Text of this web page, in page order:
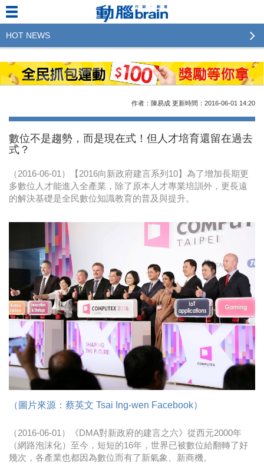
作者：陳易成 更新時間：2016-06-01 14:20
數位不是趨勢，而是現在式！但人才培育還留在過去
式？
（2016-06-01）【2016向新政府建言系列10】為了增加長期更
多數位人才能進入全產業，除了原本人才專業培訓外，更長遠
的解決基礎是全民數位知識教育的普及與提升。
（圖片來源：蔡英文 Tsai Ing-wen Facebook）
（2016-06-01）《DMA對新政府的建言之六》從西元2000年
（網路泡沫化）至今，短短的16年，世界已被數位給翻轉了好
幾次，各產業也都因為數位而有了新氣象、新商機。
HOT NEWS
2023行銷傳播傑出貢獻獎 啟動徵件！期許參賽作品
更創新及具影響力
2022行銷傳播傑出貢獻獎得獎名單揭曉，近400位行
LINE 推出「AI 肖像」新功能 體驗專業棚拍的高質
感美照
2023台灣民生快消品牌排行 14億次國民消費揭曉品
域動行銷公布人事異動
CSD中衛營運長張德成：中衛跳脫框架 玩出口罩新
時尚
金獎的代價 牛恆泰：沒人知道我失去什麼！
台灣百事食品 注重品牌體驗創造差異化
黃麗萍：媒體代理商有幫客戶升級的責任！
牛恆泰：媒體產業蛻變關鍵期，數位轉型該怎麼
搞？（上）